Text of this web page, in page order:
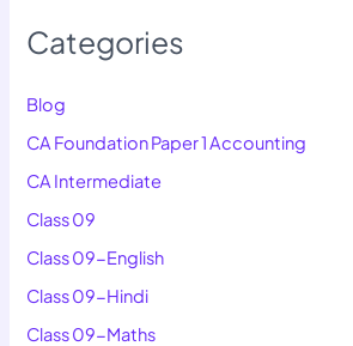
Categories
Blog
CA Foundation Paper 1 Accounting
CA Intermediate
Class 09
Class 09-English
Class 09-Hindi
Class 09-Maths